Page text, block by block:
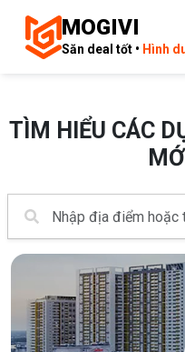
MOGIVI
Săn deal tốt • Hình
TÌM HIỂU CÁC